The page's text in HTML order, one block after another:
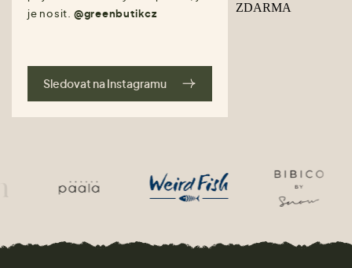
je nosit. @greenbutikcz
Sledovat na Instagramu